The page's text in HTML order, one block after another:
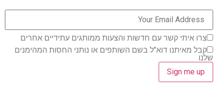
צרו איתי קשר עם חדשות והצעות ממותגים עתידיים אחרים
קבל מאיתנו דוא"ל בשם השותפים או נותני החסות המהימנים
שלנו